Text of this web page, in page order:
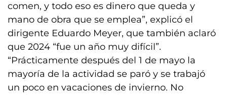
comen, y todo eso es dinero que queda y
mano de obra que se emplea”, explicó el
dirigente Eduardo Meyer, que también aclaró
que 2024 “fue un año muy difícil”.
“Prácticamente después del 1 de mayo la
mayoría de la actividad se paró y se trabajó
un poco en vacaciones de invierno. No